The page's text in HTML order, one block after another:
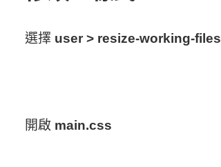
選擇 user > resize-working-files
開啟 main.css